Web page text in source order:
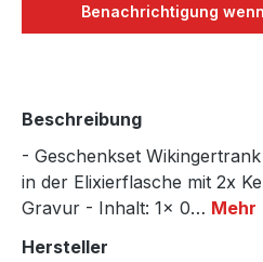
Benachrichtigung
Beschreibung
- Geschenkset
in der Elixierflasche mit 2x
Gravur - Inhalt: 1x 0… Mehr
Hersteller